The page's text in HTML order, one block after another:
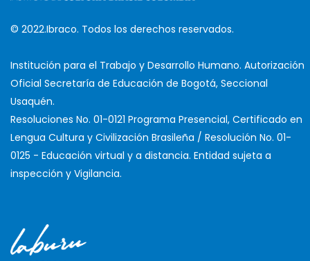
© 2022.Ibraco. Todos los derechos reservados.
Institución para el Trabajo y Desarrollo Humano. Autorización
Oficial Secretaría de Educación de Bogotá, Seccional
Usaquén.
Resoluciones No. 01-0121 Programa Presencial, Certificado en
Lengua Cultura y Civilización Brasileña / Resolución No. 01-
0125 - Educación virtual y a distancia. Entidad sujeta a
inspección y Vigilancia.